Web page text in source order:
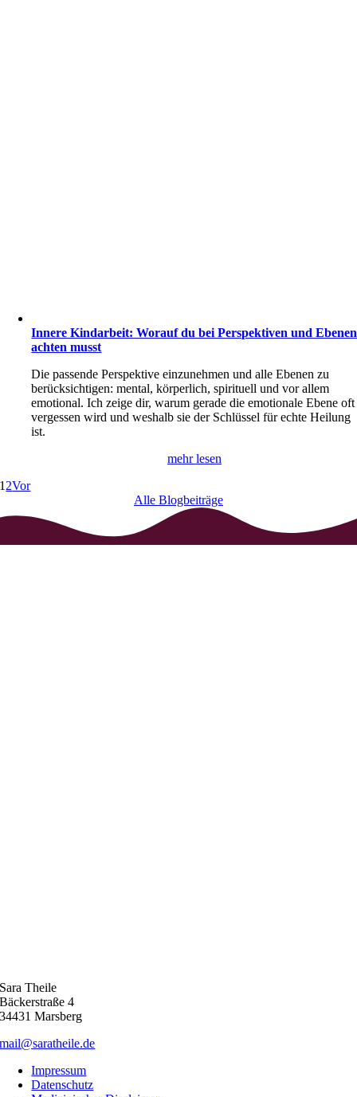
Innere Kindarbeit: Worauf du bei Perspektiven und Ebenen
achten musst
Die passende Perspektive einzunehmen und alle Ebenen zu
berücksichtigen: mental, körperlich, spirituell und vor allem
emotional. Ich zeige dir, warum gerade die emotionale Ebene oft
vergessen wird und weshalb sie der Schlüssel für echte Heilung
ist.
mehr lesen
1 2Vor
Alle Blogbeiträge
Sara Theile
Bäckerstraße 4
34431 Marsberg
mail@saratheile.de
Impressum
Datenschutz